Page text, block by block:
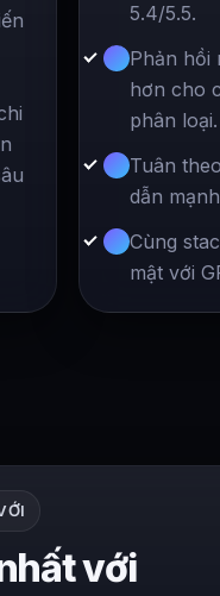
5.4/5.5.
Phản hồi
hơn cho
phân loại.
Tuân
dẫn
Cùng
mật với
với